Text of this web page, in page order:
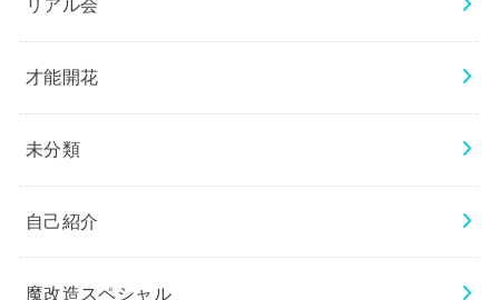
リアル会
才能開花
未分類
自己紹介
魔改造スペシャル